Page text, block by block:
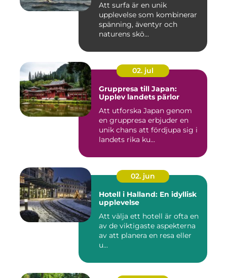
Att surfa är en unik
upplevelse som kombinerar
spänning, äventyr och
naturens skö...
02. jul
Gruppresa till Japan:
Upplev landets pärlor
Att utforska Japan genom
en gruppresa erbjuder en
unik chans att fördjupa sig i
landets rika ku...
02. jun
Hotell i Halland: En idyllisk
upplevelse
Att välja ett hotell är ofta en
av de viktigaste aspekterna
av att planera en resa eller
u...